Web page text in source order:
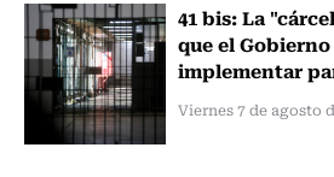
41 bis: La
que el
implementar
Viernes 7 de agosto